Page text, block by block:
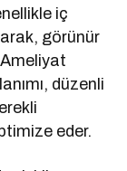
iç
görünür
Ameliyat
düzenli
eder.